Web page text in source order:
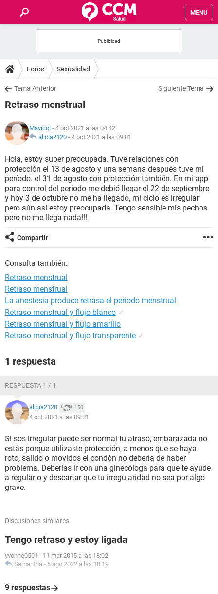
MENU
FOROS
SALUD
NUTRICIÓN
BIENESTAR
SEXUALIDAD
GLOSARIO
Foros Sexualidad
Tema Anterior Siguiente Tema
Retraso menstrual
Mavicol - 4 oct 2021 a las 04:42
alicia2120 - 4 oct 2021 a las 09:01
Hola, estoy super preocupada. Tuve relaciones con
protección el 13 de agosto y una semana después tuve mi
período. el 31 de agosto con protección también. En mi app
para control del periodo me debió llegar el 22 de septiembre
y hoy 3 de octubre no me ha llegado, mi ciclo es irregular
pero aún así estoy preocupada. Tengo sensible mis pechos
pero no me llega nada!!!
Compartir
Consulta también:
Retraso menstrual
Retraso menstrual
La anestesia produce retrasa el periodo menstrual
Retraso menstrual y flujo blanco ✓
Retraso menstrual y flujo amarillo
Retraso menstrual y flujo transparente ✓
1 respuesta
RESPUESTA 1 / 1
alicia2120 150
4 oct 2021 a las 09:01
Si sos irregular puede ser normal tu atraso, embarazada no
estás porque utilizaste protección, a menos que se haya
roto, salido o movidos el condón no debería de haber
problema. Deberías ir con una ginecóloga para que te ayude
a regularlo y descartar que tu irregularidad no sea por algo
grave.
Discusiones similares
Tengo retraso y estoy ligada
yvonne0501 - 11 mar 2015 a las 18:02
Samantha - 5 ago 2022 a las 18:19
9 respuestas